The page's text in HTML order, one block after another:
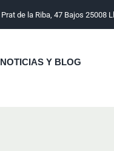
Prat de la Riba, 47 Bajos 25008
NOTICIAS Y BLOG